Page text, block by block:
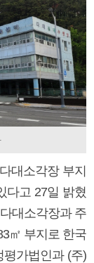
대소각장 부지
다고 27일 밝혔
대소각장과 주
㎡ 부지로 한국
가법인과 (주)